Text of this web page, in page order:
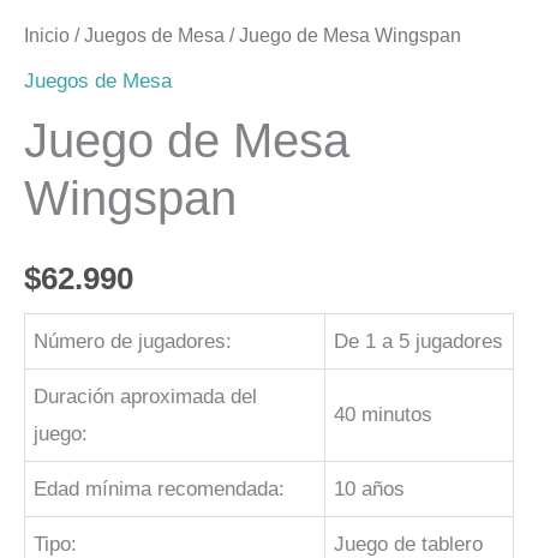
Inicio /Juegos de Mesa / Juego de Mesa Wingspan
Juegos de Mesa
Juego de Mesa
Wingspan
$62.990
Número de jugadores: De 1 a 5 jugadores
Duración aproximada del
juego:
40 minutos
Edad mínima recomendada: 10 años
Tipo: Juego de tablero